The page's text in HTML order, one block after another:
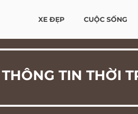
XE ĐẸP CUỘC SỐNG
THÔNG TIN THỜI